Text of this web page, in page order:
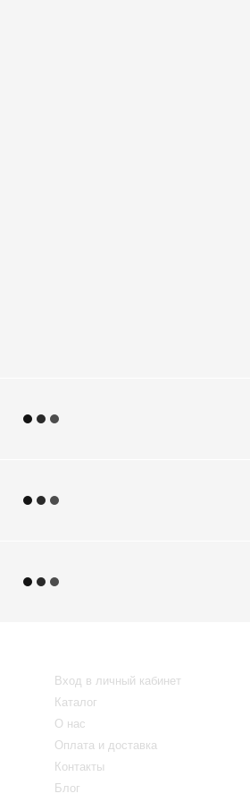
Вход в личный кабинет
Каталог
О нас
Оплата и доставка
Контакты
Блог